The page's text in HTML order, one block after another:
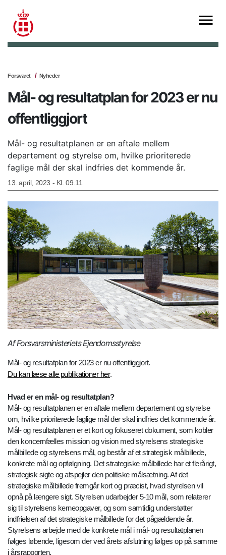
Forsvaret Nyheder
Mål- og resultatplan for 2023 er nu
offentliggjort
Mål- og resultatplanen er en aftale mellem
departement og styrelse om, hvilke prioriterede
faglige mål der skal indfries det kommende år.
13. april, 2023 - Kl. 09.11
Af Forsvarsministeriets Ejendomsstyrelse
Mål- og resultatplan for 2023 er nu offentliggjort.
Du kan læse alle publikationer her.
Hvad er en mål- og resultatplan?
Mål- og resultatplanen er en aftale mellem departement og styrelse
om, hvilke prioriterede faglige mål der skal indfries det kommende år.
Mål- og resultatplanen er et kort og fokuseret dokument, som kobler
den koncernfælles mission og vision med styrelsens strategiske
målbillede og styrelsens mål, og består af et strategisk målbillede,
konkrete mål og opfølgning. Det strategiske målbillede har et flerårigt,
strategisk sigte og afspejler den politiske målsætning. Af det
strategiske målbillede fremgår kort og præcist, hvad styrelsen vil
opnå på længere sigt. Styrelsen udarbejder 5-10 mål, som relaterer
sig til styrelsens kerneopgaver, og som samtidig understøtter
indfrielsen af det strategiske målbillede for det pågældende år.
Styrelsens arbejde med de konkrete mål i mål- og resultatplanen
følges løbende, ligesom der ved årets afslutning følges op på samme
i årsrapporten.